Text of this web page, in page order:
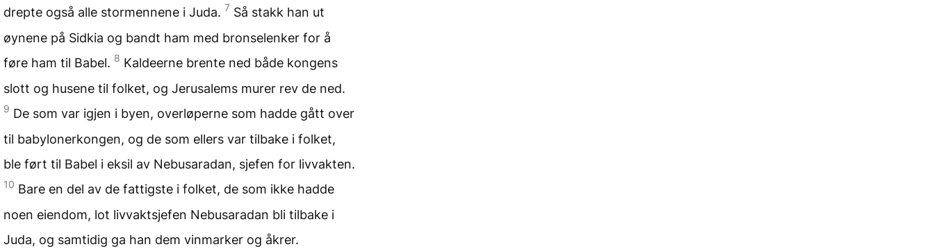
drepte også alle stormennene i Juda. 7 Så stakk han ut
øynene på Sidkia og bandt ham med bronselenker for å
føre ham til Babel. 8 Kaldeerne brente ned både kongens
slott og husene til folket, og Jerusalems murer rev de ned.
9 De som var igjen i byen, overløperne som hadde gått over
til babylonerkongen, og de som ellers var tilbake i folket,
ble ført til Babel i eksil av Nebusaradan, sjefen for livvakten.
10 Bare en del av de fattigste i folket, de som ikke hadde
noen eiendom, lot livvaktsjefen Nebusaradan bli tilbake i
Juda, og samtidig ga han dem vinmarker og åkrer.